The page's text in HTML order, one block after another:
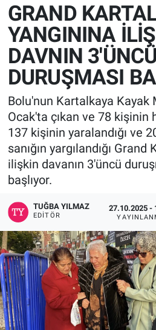
GRAND
YANGININA
DAVNIN 3'ÜNCÜ
DURUŞMASI
Bolu'nun Kartalkaya Kayak
Ocak'ta çıkan ve 78 kişinin
137 kişinin yaralandığı ve
sanığın yargılandığı
ilişkin davanın 3'üncü
başlıyor.
TUĞBA YILMAZ
EDITÖR
27.10.2025 -